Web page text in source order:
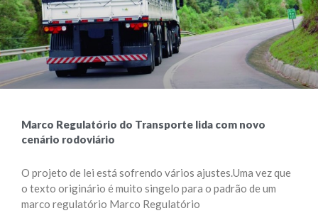
Marco Regulatório do Transporte lida com novo
cenário rodoviário
O projeto de lei está sofrendo vários ajustes.Uma vez que
o texto originário é muito singelo para o padrão de um
marco regulatório Marco Regulatório